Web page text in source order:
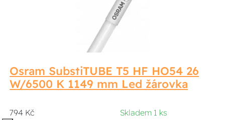
Osram SubstiTUBE T5 HF HO54 26
W/6500 K 1149 mm Led žárovka
794 Kč
Skladem 1 ks